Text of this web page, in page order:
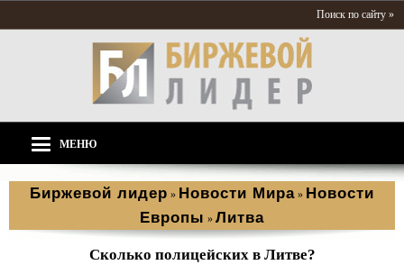
Поиск по сайту »
МЕНЮ
Биржевой лидер » Новости Мира » Новости
Европы » Литва
Сколько полицейских в Литве?